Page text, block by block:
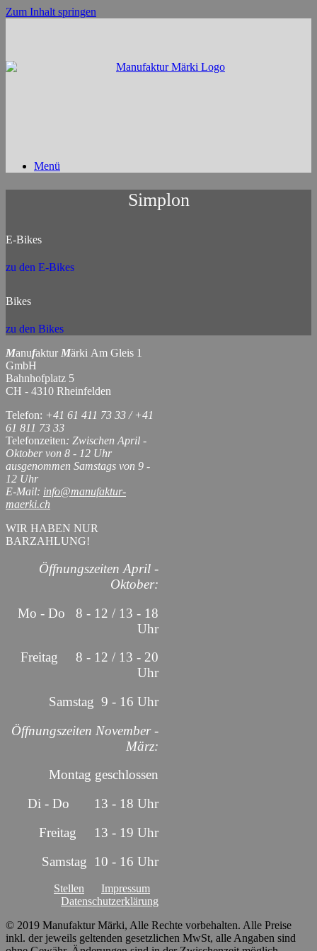
Zum Inhalt springen
Menü
Simplon
E-Bikes
zu den E-Bikes
Bikes
zu den Bikes
Manufaktur Märki Am Gleis 1
GmbH
Bahnhofplatz 5
CH - 4310 Rheinfelden
Telefon: +41 61 411 73 33 / +41
61 811 73 33
Telefonzeiten: Zwischen April -
Oktober von 8 - 12 Uhr
ausgenommen Samstags von 9 -
12 Uhr
E-Mail: info@manufaktur-
maerki.ch
WIR HABEN NUR
BARZAHLUNG!
Öffnungszeiten April -
Oktober:
Mo - Do 8 - 12 / 13 - 18
Uhr
Freitag 8 - 12 / 13 - 20
Uhr
Samstag 9 - 16 Uhr
Öffnungszeiten November -
März:
Montag geschlossen
Di - Do 13 - 18 Uhr
Freitag 13 - 19 Uhr
Samstag 10 - 16 Uhr
Stellen
Impressum
Datenschutzerklärung
© 2019 Manufaktur Märki, Alle Rechte vorbehalten. Alle Preise
inkl. der jeweils geltenden gesetzlichen MwSt, alle Angaben sind